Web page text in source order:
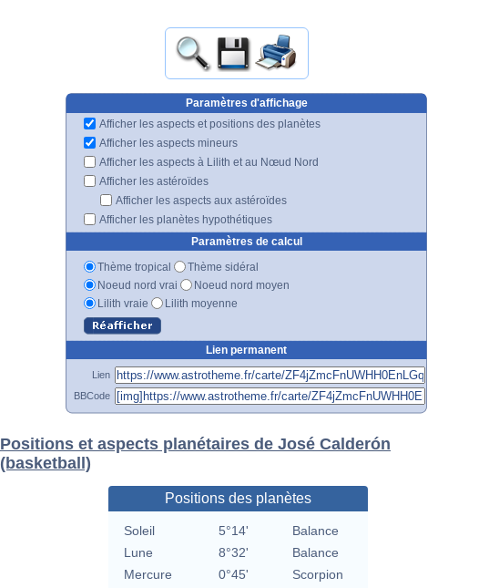
Paramètres d'affichage
Afficher les aspects et positions des planètes
Afficher les aspects mineurs
Afficher les aspects à Lilith et au Nœud Nord
Afficher les astéroïdes
Afficher les aspects aux astéroïdes
Afficher les planètes hypothétiques
Paramètres de calcul
Thème tropical
Thème sidéral
Noeud nord vrai
Noeud nord moyen
Lilith vraie
Lilith moyenne
Lien permanent
Lien
BBCode
Positions et aspects planétaires de José Calderón
(basketball)
Positions des planètes
Soleil 5°14'
Balance
Lune
8°32'
Balance
Mercure
0°45'
Scorpion